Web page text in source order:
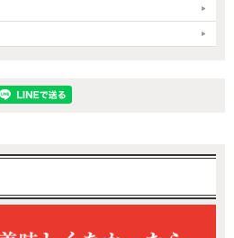
の香りがよく一粒一粒に輝きがあり
るもちもち食感で、強い粘りと甘みの
いと高い評価をいただいています。
が良いため、冷めても固くならず旨み